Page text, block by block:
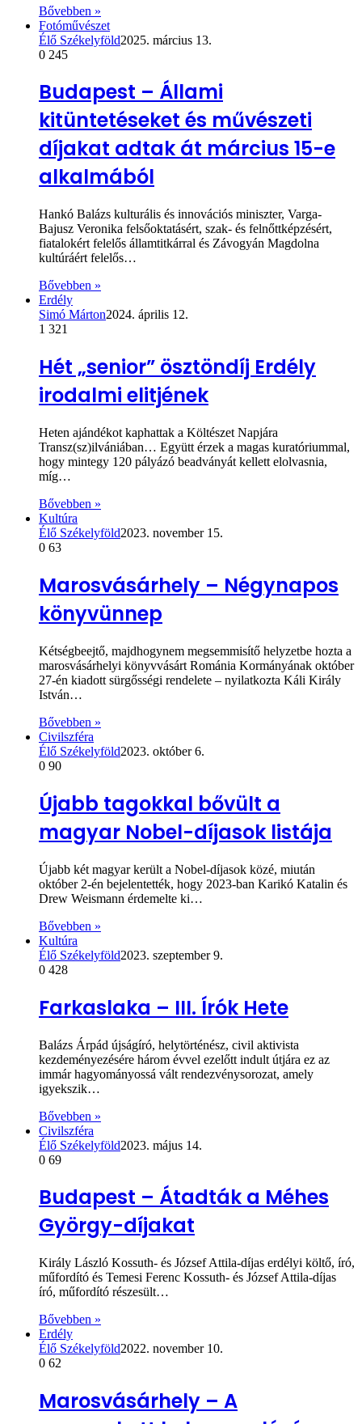
Bővebben »
Fotóművészet
Élő Székelyföld2025. március 13.
0 245
Budapest – Állami
kitüntetéseket és művészeti
díjakat adtak át március 15-e
alkalmából
Hankó Balázs kulturális és innovációs miniszter, Varga-
Bajusz Veronika felsőoktatásért, szak- és felnőttképzésért,
fiatalokért felelős államtitkárral és Závogyán Magdolna
kultúráért felelős…
Bővebben »
Erdély
Simó Márton2024. április 12.
1 321
Hét „senior” ösztöndíj Erdély
irodalmi elitjének
Heten ajándékot kaphattak a Költészet Napjára
Transz(sz)ilvániában… Együtt érzek a magas kuratóriummal,
hogy mintegy 120 pályázó beadványát kellett elolvasnia,
míg…
Bővebben »
Kultúra
Élő Székelyföld2023. november 15.
0 63
Marosvásárhely – Négynapos
könyvünnep
Kétségbeejtő, majdhogynem megsemmisítő helyzetbe hozta a
marosvásárhelyi könyvvásárt Románia Kormányának október
27-én kiadott sürgősségi rendelete – nyilatkozta Káli Király
István…
Bővebben »
Civilszféra
Élő Székelyföld2023. október 6.
0 90
Újabb tagokkal bővült a
magyar Nobel-díjasok listája
Újabb két magyar került a Nobel-díjasok közé, miután
október 2-én bejelentették, hogy 2023-ban Karikó Katalin és
Drew Weismann érdemelte ki…
Bővebben »
Kultúra
Élő Székelyföld2023. szeptember 9.
0 428
Farkaslaka – III. Írók Hete
Balázs Árpád újságíró, helytörténész, civil aktivista
kezdeményezésére három évvel ezelőtt indult útjára ez az
immár hagyományossá vált rendezvénysorozat, amely
igyekszik…
Bővebben »
Civilszféra
Élő Székelyföld2023. május 14.
0 69
Budapest – Átadták a Méhes
György-díjakat
Király László Kossuth- és József Attila-díjas erdélyi költő, író,
műfordító és Temesi Ferenc Kossuth- és József Attila-díjas
író, műfordító részesült…
Bővebben »
Erdély
Élő Székelyföld2022. november 10.
0 62
Marosvásárhely – A